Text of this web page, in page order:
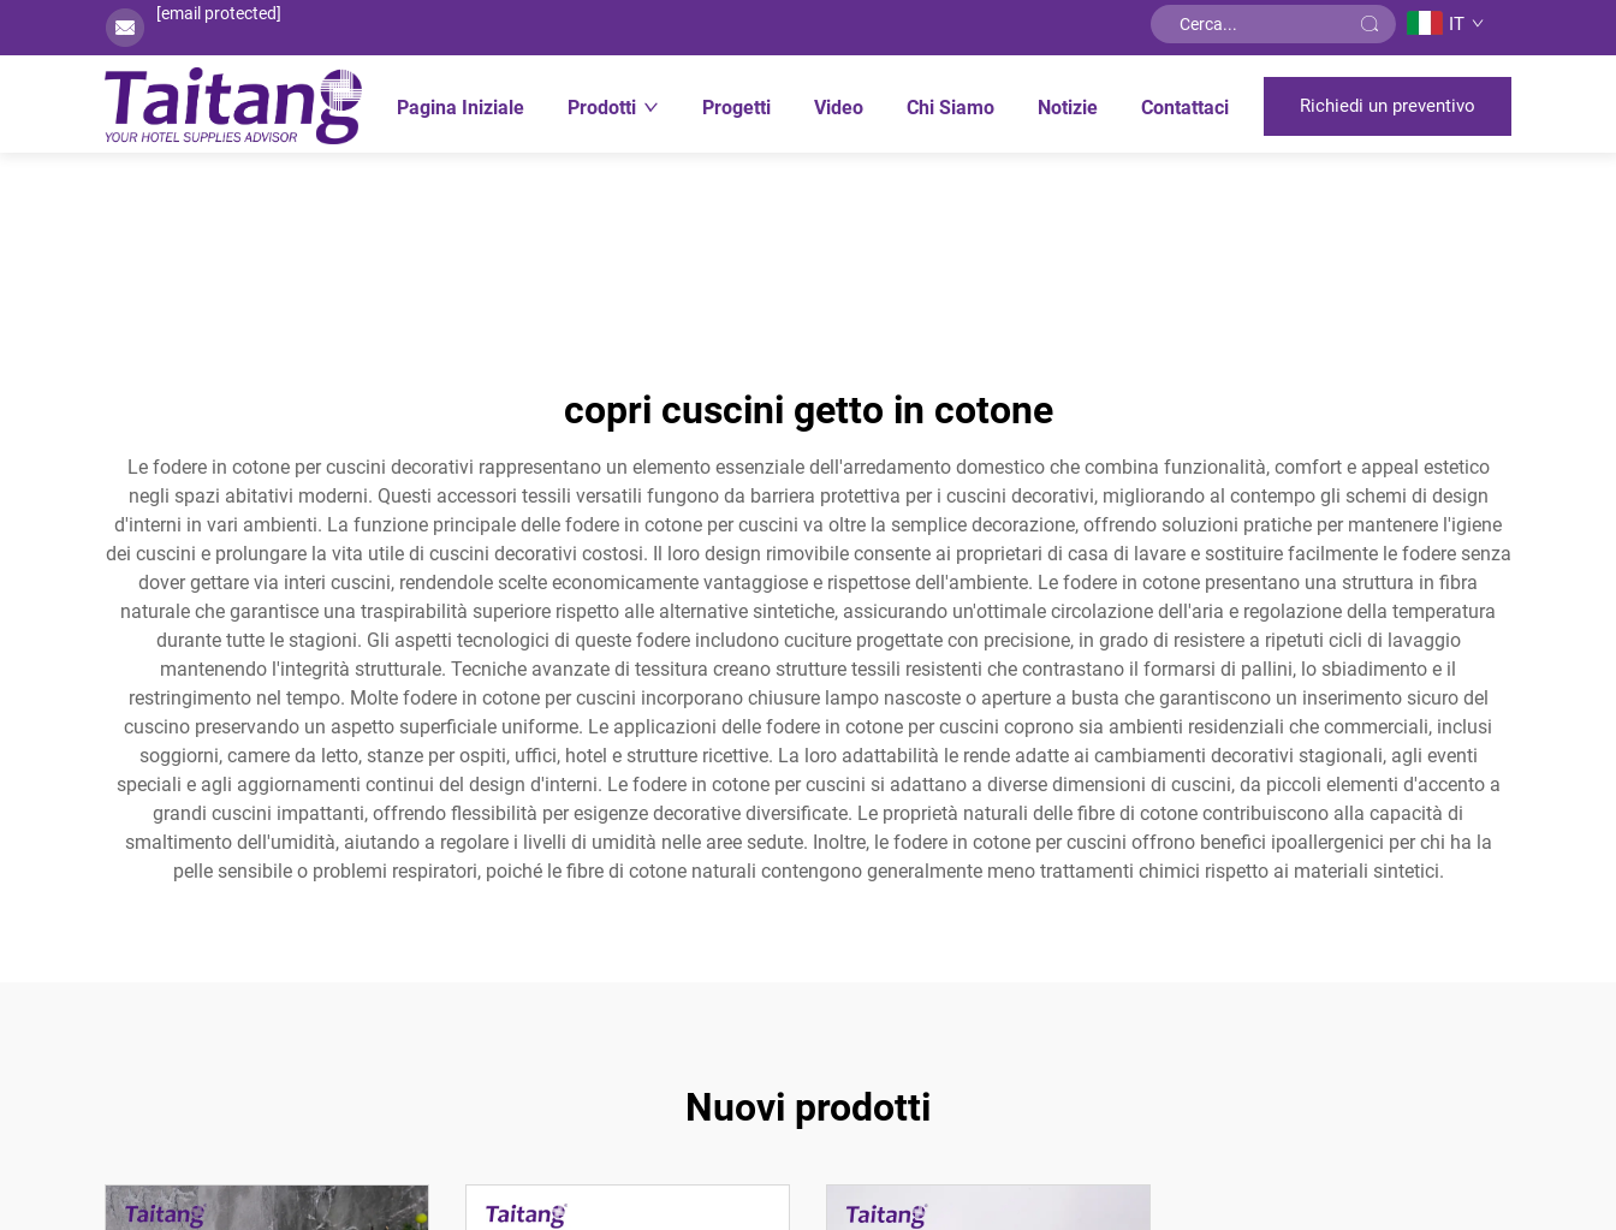
[email protected] IT
Pagina Iniziale Prodotti Progetti Video Chi Siamo Notizie Contattaci Richiedi un preventivo
copri cuscini getto in cotone
Le fodere in cotone per cuscini decorativi rappresentano un elemento essenziale dell'arredamento domestico che combina funzionalità, comfort e appeal estetico
negli spazi abitativi moderni. Questi accessori tessili versatili fungono da barriera protettiva per i cuscini decorativi, migliorando al contempo gli schemi di design
d'interni in vari ambienti. La funzione principale delle fodere in cotone per cuscini va oltre la semplice decorazione, offrendo soluzioni pratiche per mantenere l'igiene
dei cuscini e prolungare la vita utile di cuscini decorativi costosi. Il loro design rimovibile consente ai proprietari di casa di lavare e sostituire facilmente le fodere senza
dover gettare via interi cuscini, rendendole scelte economicamente vantaggiose e rispettose dell'ambiente. Le fodere in cotone presentano una struttura in fibra
naturale che garantisce una traspirabilità superiore rispetto alle alternative sintetiche, assicurando un'ottimale circolazione dell'aria e regolazione della temperatura
durante tutte le stagioni. Gli aspetti tecnologici di queste fodere includono cuciture progettate con precisione, in grado di resistere a ripetuti cicli di lavaggio
mantenendo l'integrità strutturale. Tecniche avanzate di tessitura creano strutture tessili resistenti che contrastano il formarsi di pallini, lo sbiadimento e il
restringimento nel tempo. Molte fodere in cotone per cuscini incorporano chiusure lampo nascoste o aperture a busta che garantiscono un inserimento sicuro del
cuscino preservando un aspetto superficiale uniforme. Le applicazioni delle fodere in cotone per cuscini coprono sia ambienti residenziali che commerciali, inclusi
soggiorni, camere da letto, stanze per ospiti, uffici, hotel e strutture ricettive. La loro adattabilità le rende adatte ai cambiamenti decorativi stagionali, agli eventi
speciali e agli aggiornamenti continui del design d'interni. Le fodere in cotone per cuscini si adattano a diverse dimensioni di cuscini, da piccoli elementi d'accento a
grandi cuscini impattanti, offrendo flessibilità per esigenze decorative diversificate. Le proprietà naturali delle fibre di cotone contribuiscono alla capacità di
smaltimento dell'umidità, aiutando a regolare i livelli di umidità nelle aree sedute. Inoltre, le fodere in cotone per cuscini offrono benefici ipoallergenici per chi ha la
pelle sensibile o problemi respiratori, poiché le fibre di cotone naturali contengono generalmente meno trattamenti chimici rispetto ai materiali sintetici.
Nuovi prodotti